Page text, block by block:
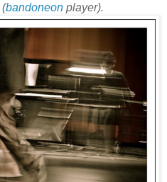
(bandoneon player).